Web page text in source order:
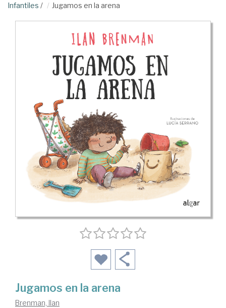
Infantiles / Jugamos en la arena
Jugamos en la arena
Brenman, Ilan